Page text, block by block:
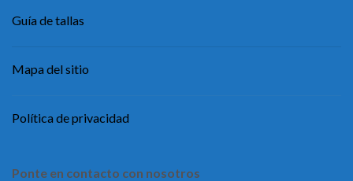
Guía de tallas
Mapa del sitio
Política de privacidad
Ponte en contacto con nosotros